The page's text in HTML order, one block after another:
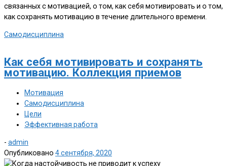
связанных с мотивацией, о том, как себя мотивировать и о том,
как сохранять мотивацию в течение длительного времени.
Самодисциплина
Как себя мотивировать и сохранять
мотивацию. Коллекция приемов
Мотивация
Самодисциплина
Цели
Эффективная работа
- admin
Опубликовано 4 сентября, 2020